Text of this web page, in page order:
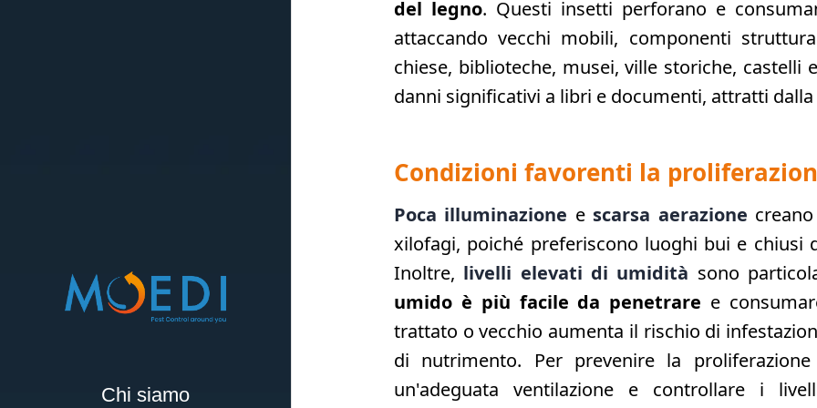
Chi siamo
del legno. Questi insetti perforano e
attaccando vecchi mobili, componenti
chiese, biblioteche, musei, ville storiche, castelli
danni significativi a libri e documenti, attratti
Condizioni favorenti la
Poca illuminazione e scarsa aerazione
xilofagi, poiché preferiscono luoghi bui e chiusi
Inoltre, livelli elevati di umidità sono
umido è più facile da penetrare e
trattato o vecchio aumenta il rischio di
di nutrimento. Per prevenire la
un'adeguata ventilazione e controllare i